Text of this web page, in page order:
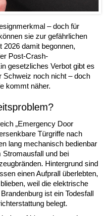
– doch für
sie zur gefährlichen
2026 damit begonnen,
Post-Crash-
gesetzliches Verbot gibt es
Schweiz noch nicht – doch
kommt näher.
„Emergency Door
Türgriffe nach
lang mechanisch bedienbar
Stromausfall und bei
Hintergrund sind
einen Aufprall überlebten,
weil die elektrische
ist ein Todesfall
belegt.